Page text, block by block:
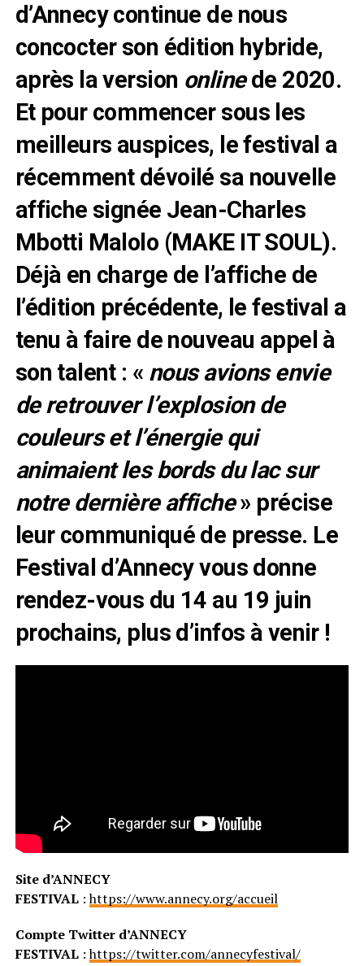
d’Annecy continue de nous
concocter son édition hybride,
après la version onlinede 2020.
Et pour commencer sous les
meilleurs auspices, le festival a
récemment dévoilé sa nouvelle
affiche signée Jean-Charles
Mbotti Malolo (MAKE IT SOUL).
Déjà en charge de l’affiche de
l’édition précédente, le festival a
tenu à faire de nouveau appel à
son talent : « nous avions envie
de retrouver l’explosion de
couleurs et l’énergie qui
animaient les bords du lac sur
notre dernière affiche» précise
leur communiqué de presse. Le
Festival d’Annecy vous donne
rendez-vous du 14 au 19 juin
prochains, plus d’infos à venir !
Site d’ANNECY
FESTIVAL:https://www.annecy.org/accueil
Compte Twitter d’ANNECY
FESTIVAL:https://twitter.com/annecyfestival/